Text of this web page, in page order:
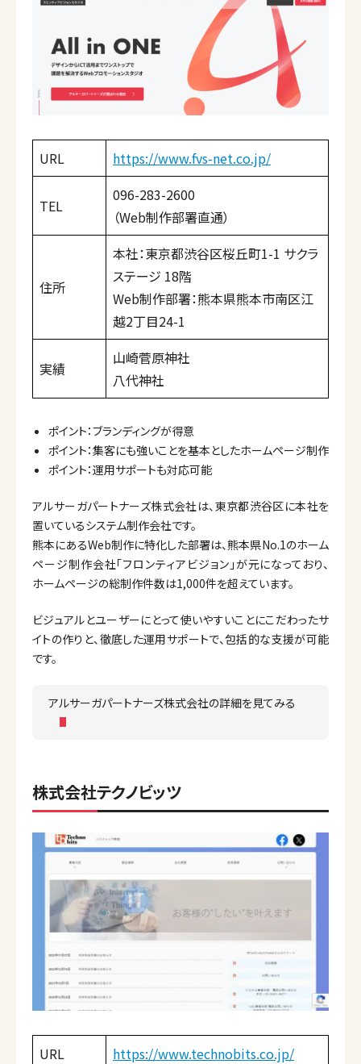
URL https://www.fvs-net.co.jp/
TEL
096-283-2600
（Web制作部署直通）
住所
本社：東京都渋谷区桜丘町1-1 サクラ
ステージ 18階
Web制作部署：熊本県熊本市南区江
越2丁目24-1
実績
山崎菅原神社
八代神社
ポイント：ブランディングが得意
ポイント：集客にも強いことを基本としたホームページ制作
ポイント：運用サポートも対応可能
アルサーガパートナーズ株式会社は、東京都渋谷区に本社を
置いているシステム制作会社です。
熊本にあるWeb制作に特化した部署は、熊本県No.1のホーム
ページ制作会社「フロンティアビジョン」が元になっており、
ホームページの総制作件数は1,000件を超えています。
ビジュアルとユーザーにとって使いやすいことにこだわったサ
イトの作りと、徹底した運用サポートで、包括的な支援が可能
です。
アルサーガパートナーズ株式会社の詳細を見てみる
株式会社テクノビッツ
URL
https://www.technobits.co.jp/